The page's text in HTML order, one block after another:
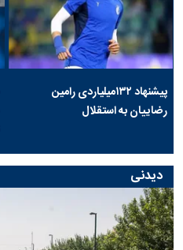
پیشنهاد ۱۳۲میلیاردی رامین
رضاییان به استقلال
دیدنی